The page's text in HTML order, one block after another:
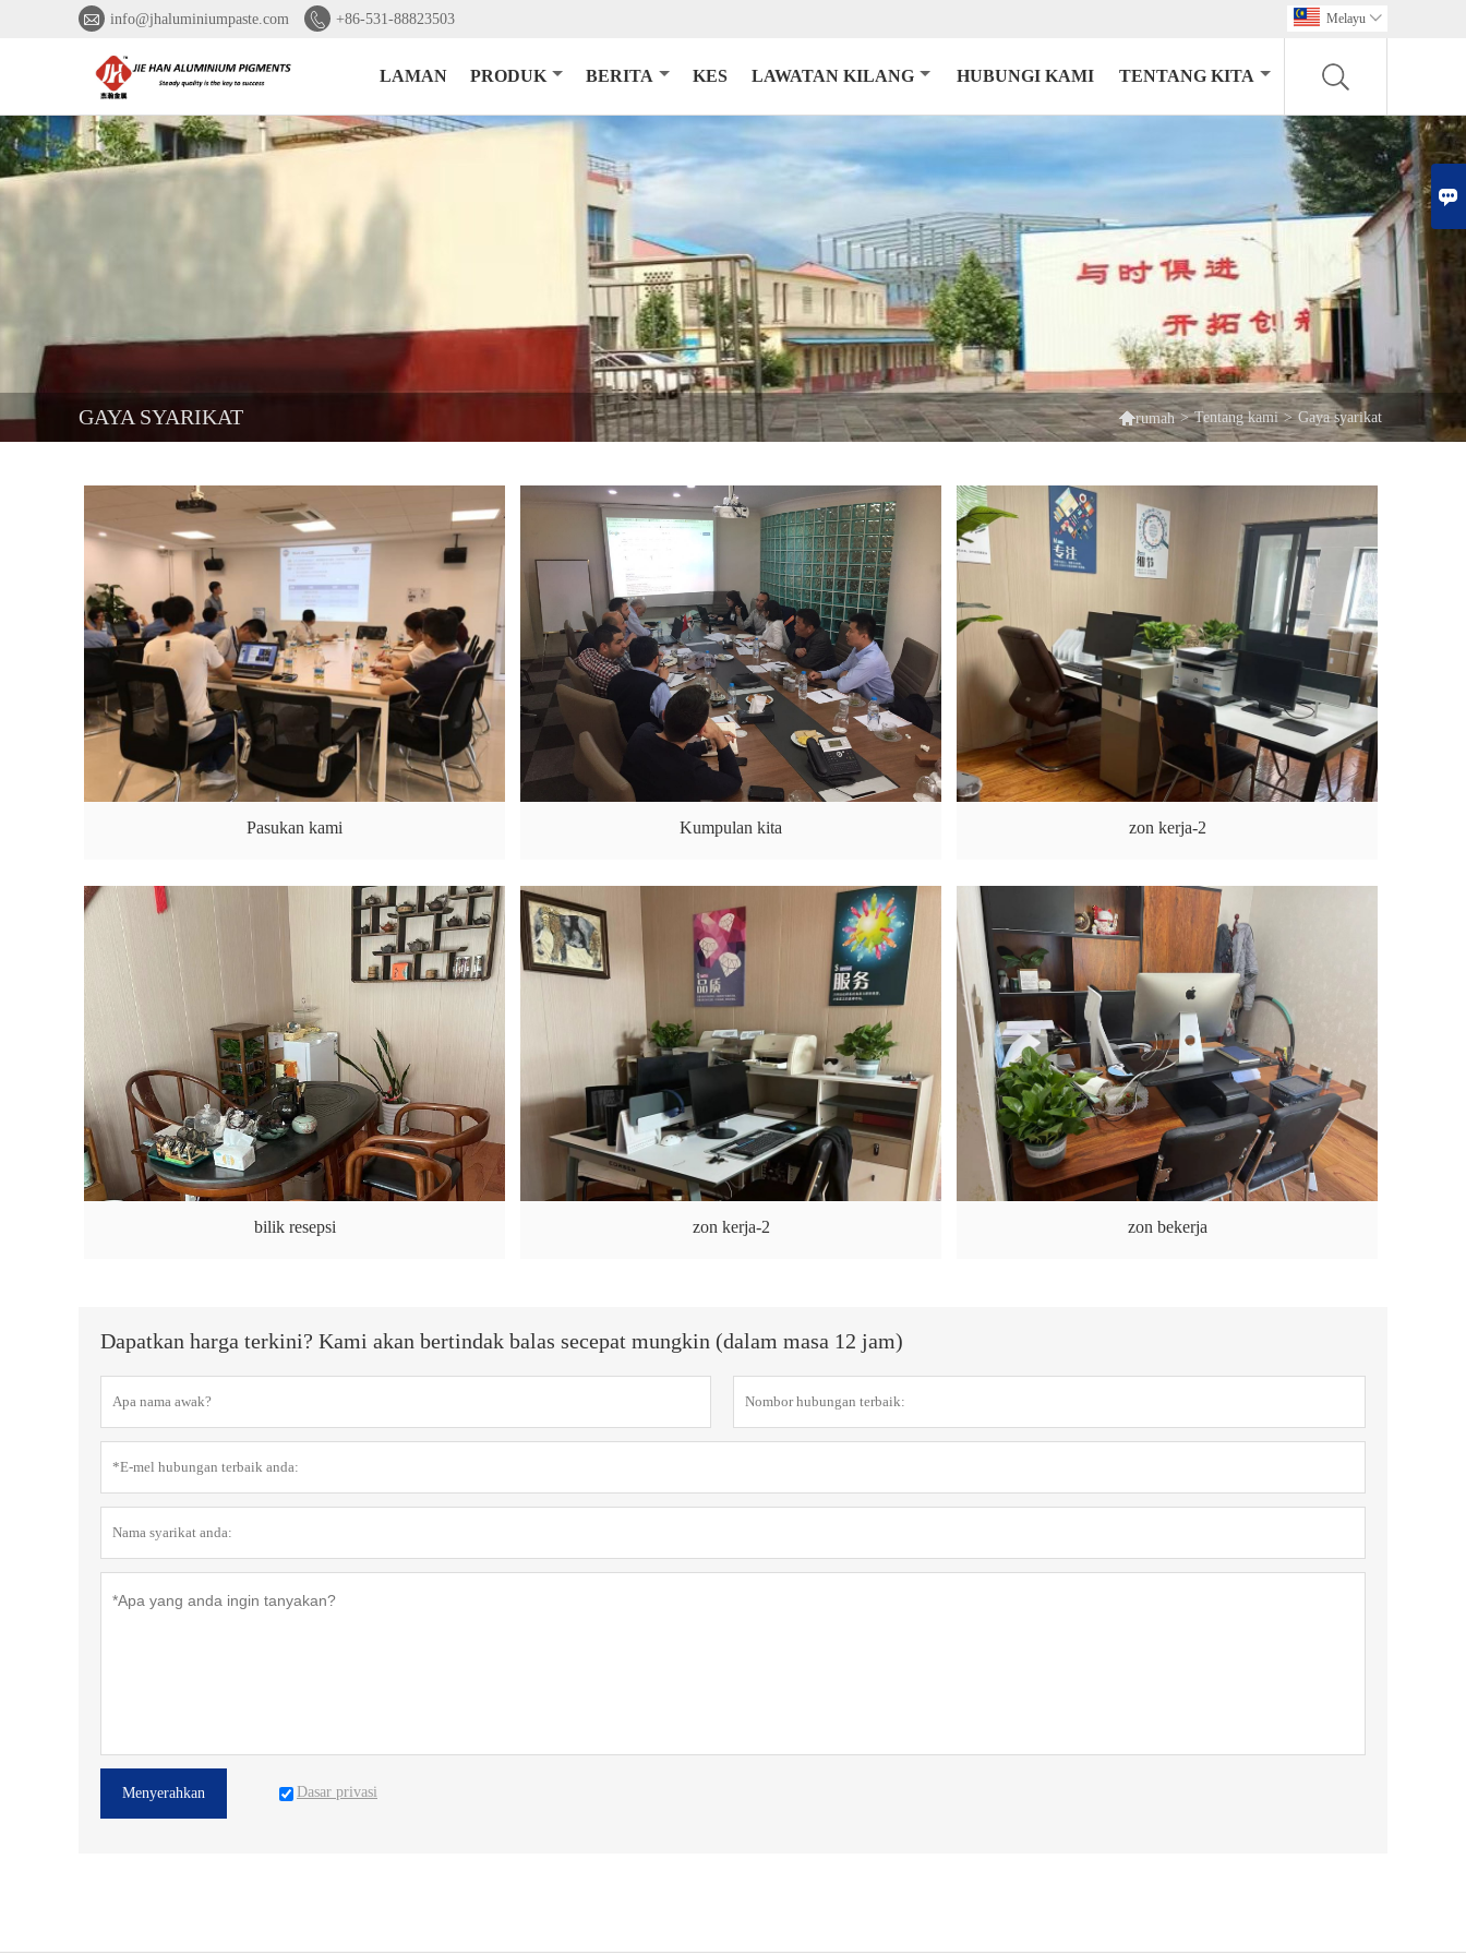

 info@jhaluminiumpaste.com  +86-531-88823503 Melayu 
LAMAN PRODUK BERITA KES LAWATAN KILANG HUBUNGI KAMI TENTANG KITA
GAYA SYARIKAT rumah > Tentang kami > Gaya syarikat
Pasukan kami Kumpulan kita zon kerja-2
bilik resepsi zon kerja-2 zon bekerja
Dapatkan harga terkini? Kami akan bertindak balas secepat mungkin (dalam masa 12 jam)
Menyerahkan Dasar privasi